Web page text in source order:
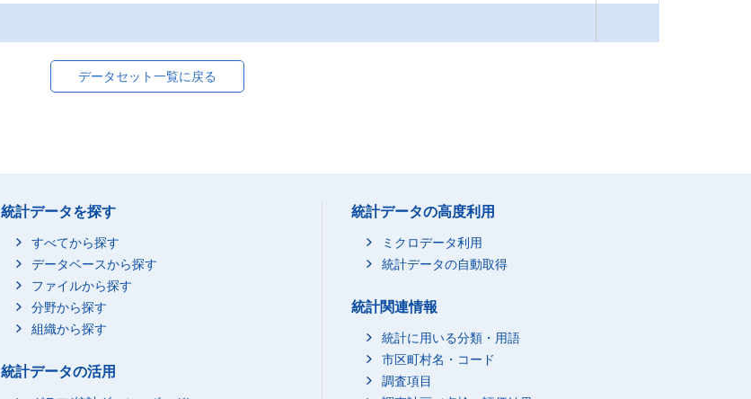
データセット一覧に戻る
統計データを探す
すべてから探す
データベースから探す
ファイルから探す
分野から探す
組織から探す
統計データの活用
統計データの高度利用
ミクロデータ利用
統計データの自動取得
統計関連情報
統計に用いる分類・用語
市区町村名・コード
調査項目